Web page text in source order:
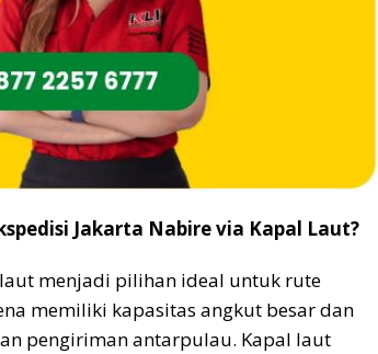
Jakarta Nabire via Kapal Laut?
menjadi pilihan ideal untuk rute
memiliki kapasitas angkut besar dan
pengiriman antarpulau. Kapal laut